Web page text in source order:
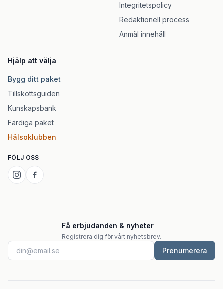
Integritetspolicy
Redaktionell process
Anmäl innehåll
Hjälp att välja
Bygg ditt paket
Tillskottsguiden
Kunskapsbank
Färdiga paket
Hälsoklubben
FÖLJ OSS
Få erbjudanden & nyheter
Registrera dig för vårt nyhetsbrev.
Prenumerera